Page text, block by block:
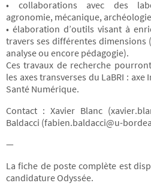
• collaborations avec des
agronomie, mécanique,
• élaboration d’outils visant à
travers ses différentes
analyse ou encore pédagogie).
Ces travaux de recherche
les axes transverses du LaBRI :
Santé Numérique.
Contact : Xavier Blanc
Baldacci (fabien.baldacci@u-
—
La fiche de poste complète est
candidature Odyssée.